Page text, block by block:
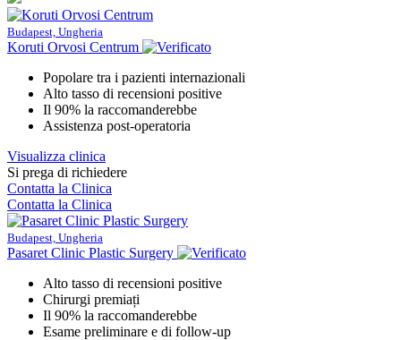
Budapest, Ungheria
Koruti Orvosi Centrum
Popolare tra i pazienti internazionali
Alto tasso di recensioni positive
Il 90% la raccomanderebbe
Assistenza post-operatoria
Visualizza clinica
Si prega di richiedere
Contatta la Clinica
Contatta la Clinica
Budapest, Ungheria
Pasaret Clinic Plastic Surgery
Alto tasso di recensioni positive
Chirurgi premiați
Il 90% la raccomanderebbe
Esame preliminare e di follow-up